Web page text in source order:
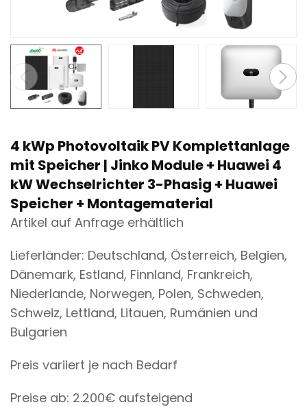
4 kWp Photovoltaik PV Komplettanlage
mit Speicher | Jinko Module + Huawei 4
kW Wechselrichter 3-Phasig + Huawei
Speicher + Montagematerial
Artikel auf Anfrage erhältlich
Lieferländer: Deutschland, Österreich, Belgien,
Dänemark, Estland, Finnland, Frankreich,
Niederlande, Norwegen, Polen, Schweden,
Schweiz, Lettland, Litauen, Rumänien und
Bulgarien
Preis variiert je nach Bedarf
Preise ab: 2.200€ aufsteigend